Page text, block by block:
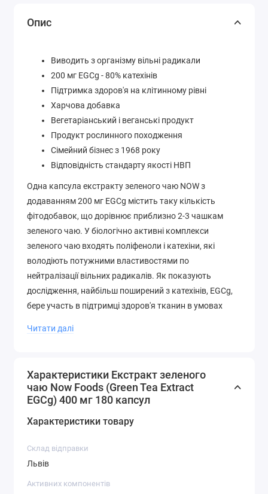
Опис
Виводить з організму вільні радикали
200 мг EGCg - 80% катехінів
Підтримка здоров'я на клітинному рівні
Харчова добавка
Вегетаріанський і веганські продукт
Продукт рослинного походження
Сімейний бізнес з 1968 року
Відповідність стандарту якості НВП
Одна капсула екстракту зеленого чаю NOW з
додаванням 200 мг EGCg містить таку кількість
фітодобавок, що дорівнює приблизно 2-3 чашкам
зеленого чаю. У біологічно активні комплекси
зеленого чаю входять поліфеноли і катехіни, які
володіють потужними властивостями по
нейтралізації вільних радикалів. Як показують
дослідження, найбільш поширений з катехінів, EGCg,
бере участь в підтримці здоров'я тканин в умовах
правильному регулюванню клітинного циклу.
Приймати щодня по 1 капсулі під час їжі. Не приймати
даний продукт натщесерце; Не перевищувати
рекомендовану дозу.
інші Інгредієнти
Целюлоза (капсула), кремнезем і стеарат магнію
Читати далі
Характеристики Екстракт зеленого
чаю Now Foods (Green Tea Extract
EGCg) 400 мг 180 капсул
Характеристики товару
Склад відправки
Львів
Активних компонентів